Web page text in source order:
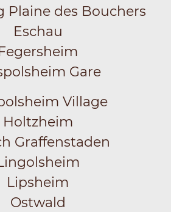
Plaine des Bouchers
Eschau
Gare
Village
Holtzheim
Graffenstaden
Lipsheim
Ostwald